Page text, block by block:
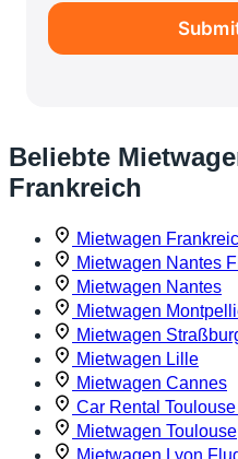
Beliebte
Frankreich
Mietwagen
Mietwagen Nantes
Mietwagen Nantes
Mietwagen
Mietwagen
Mietwagen Lille
Mietwagen Cannes
Car Rental
Mietwagen Toulouse
Mietwagen Lyon